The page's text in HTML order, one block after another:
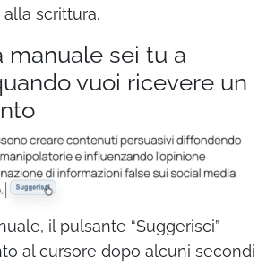
scrittura.
manuale sei tu a
vuoi ricevere un
il pulsante “Suggerisci”
al cursore dopo alcuni secondi